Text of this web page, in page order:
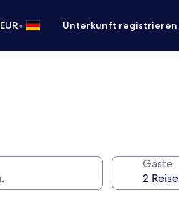
EUR• Unterkunft registrieren
Gäste